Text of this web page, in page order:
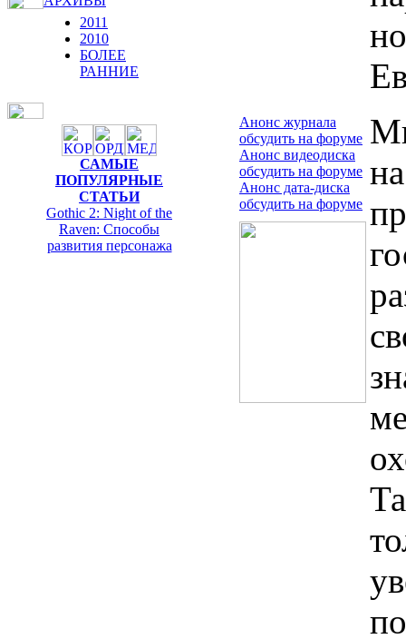
2011
2010
БОЛЕЕ
РАННИЕ
САМЫЕ
ПОПУЛЯРНЫЕ
СТАТЬИ
Gothic 2: Night of the
Raven: Способы
развития персонажа
Анонс журнала
обсудить на форуме
Анонс видеодиска
обсудить на форуме
Анонс дата-диска
обсудить на форуме